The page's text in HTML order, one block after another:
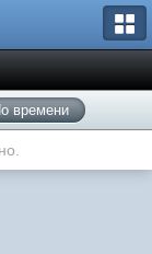
времени